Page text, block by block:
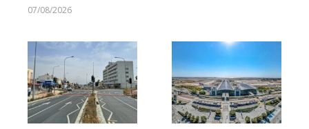
07/08/2026